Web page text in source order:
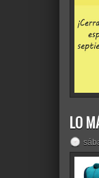
LO